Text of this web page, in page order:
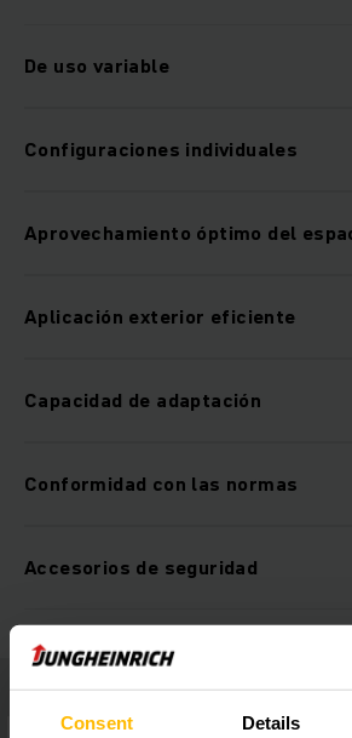
Consent Details
De uso variable
Configuraciones individuales
Aprovechamiento óptimo del
Aplicación exterior eficiente
Capacidad de adaptación
Conformidad con las normas
Accesorios de seguridad